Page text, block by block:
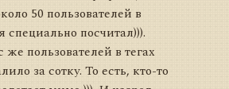
50 пользователей в
специально посчитал))).
же пользователей в тегах
за сотку. То есть, кто-то